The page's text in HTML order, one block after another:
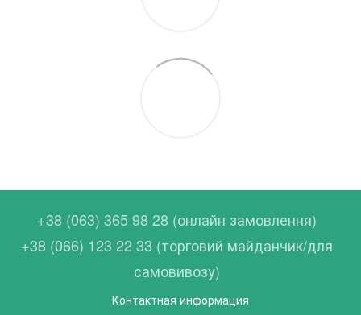
+38 (063) 365 98 28 (онлайн замовлення)
+38 (066) 123 22 33 (торговий майданчик/для
самовивозу)
Контактная информация